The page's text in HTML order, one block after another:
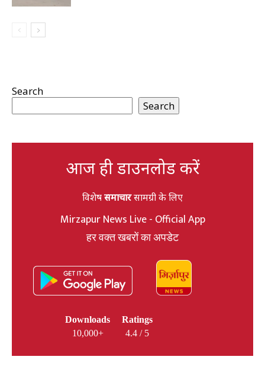
Search
Search
आज ही डाउनलोड करें
विशेषसमाचारसामग्री के लिए
Mirzapur News Live - Official App
हर वक्त खबरों का अपडेट
Downloads
10,000+
Ratings
4.4 / 5